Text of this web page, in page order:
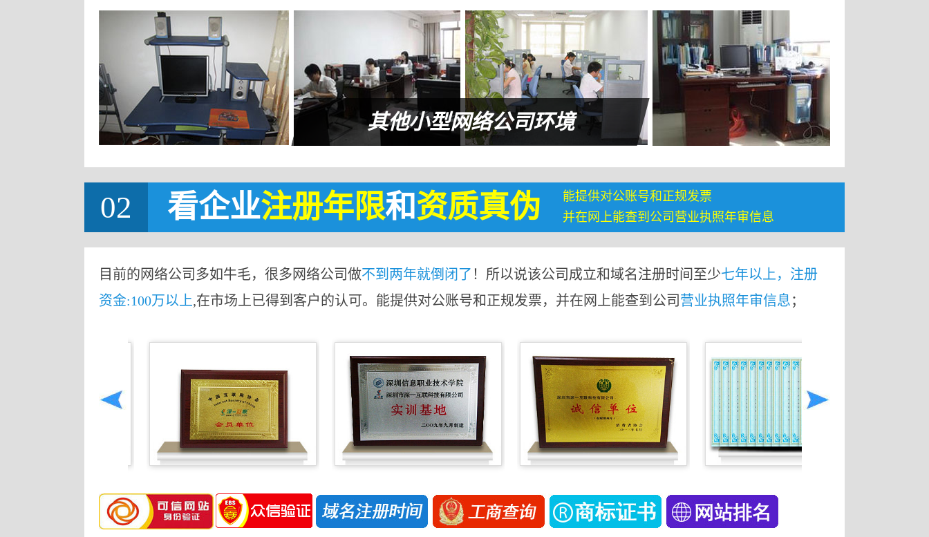
其他小型网络公司环境
02 看企业注册年限和资质真伪
能提供对公账号和正规发票
并在网上能查到公司营业执照年审信息
目前的网络公司多如牛毛，很多网络公司做不到两年就倒闭了 ！所以说该公司成立和域名注册时间至少七年以上，注册
资金:100万以上,在市场上已得到客户的认可。能提供对公账号和正规发票，并在网上能查到公司 营业执照年审信息；